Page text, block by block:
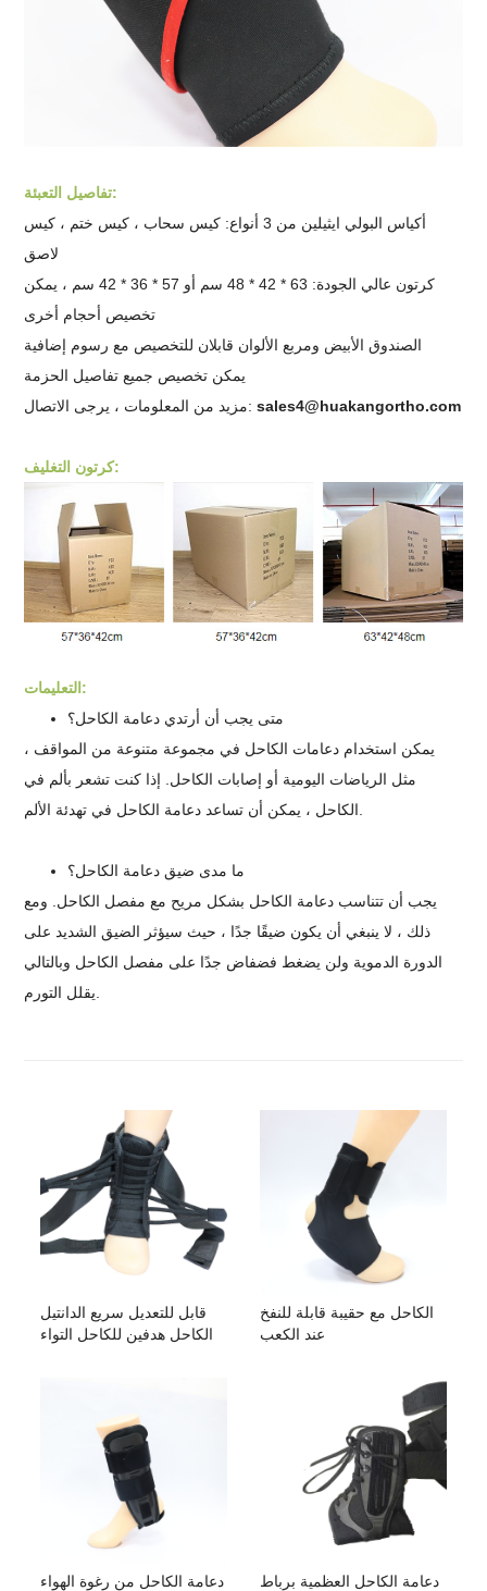
تفاصيل التعبئة:
أكياس البولي ايثيلين من 3 أنواع: كيس سحاب ، كيس ختم ، كيس
لاصق
كرتون عالي الجودة: 63 * 42 * 48 سم أو 57 * 36 * 42 سم ، يمكن
تخصيص أحجام أخرى
الصندوق الأبيض ومربع الألوان قابلان للتخصيص مع رسوم إضافية
يمكن تخصيص جميع تفاصيل الحزمة
مزيد من المعلومات ، يرجى الاتصال:sales4@huakangortho.com
كرتون التغليف:
التعليمات:
متى يجب أن أرتدي دعامة الكاحل؟
يمكن استخدام دعامات الكاحل في مجموعة متنوعة من المواقف ،
مثل الرياضات اليومية أو إصابات الكاحل. إذا كنت تشعر بألم في
ما مدى ضيق دعامة الكاحل؟
يجب أن تتناسب دعامة الكاحل بشكل مريح مع مفصل الكاحل. ومع
ذلك ، لا ينبغي أن يكون ضيقًا جدًا ، حيث سيؤثر الضيق الشديد على
الدورة الدموية ولن يضغط فضفاض جدًا على مفصل الكاحل وبالتالي
قابل للتعديل سريع الدانتيل
الكاحل هدفين للكاحل التواء
الكاحل مع حقيبة قابلة للنفخ
عند الكعب
دعامة الكاحل من رغوة الهواء
دعامة الكاحل العظمية برباط